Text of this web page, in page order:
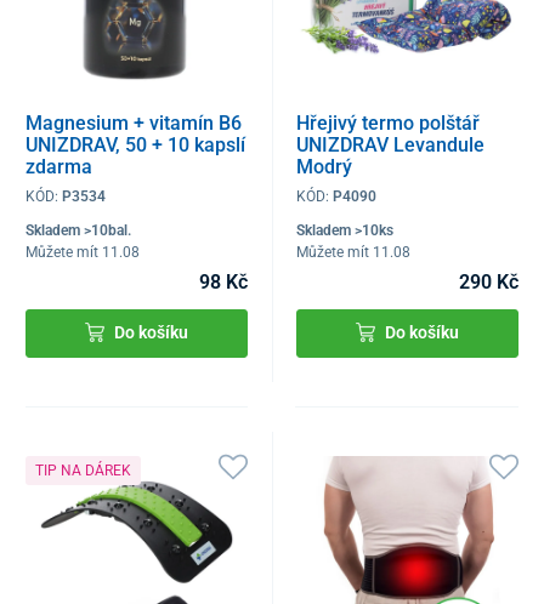
Magnesium + vitamín B6
UNIZDRAV, 50 + 10 kapslí
zdarma
KÓD: P3534
Skladem >10bal.
Můžete mít 11.08
98 Kč
Do košíku
Hřejivý termo polštář
UNIZDRAV Levandule
Modrý
KÓD: P4090
Skladem >10ks
Můžete mít 11.08
290 Kč
Do košíku
TIP NA DÁREK